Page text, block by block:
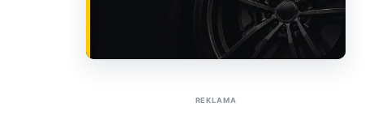
REKLAMA